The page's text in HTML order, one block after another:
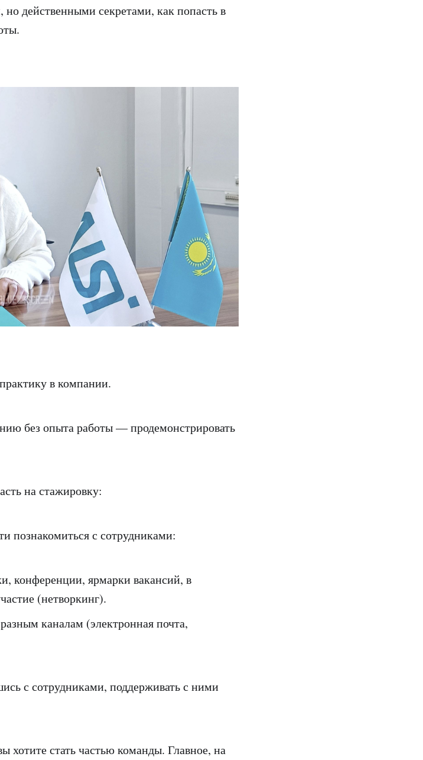
действенными секретами, как попасть в
в компании.
без опыта работы — продемонстрировать
на стажировку:
познакомиться с сотрудниками:
конференции, ярмарки вакансий, в
(нетворкинг).
каналам (электронная почта,
с сотрудниками, поддерживать с ними
хотите стать частью команды. Главное, на